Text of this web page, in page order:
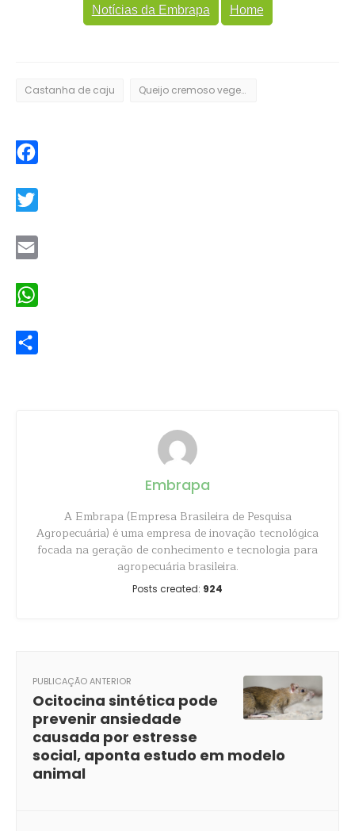
Notícias da Embrapa Home
Castanha de caju Queijo cremoso vegetal
Embrapa
A Embrapa (Empresa Brasileira de Pesquisa
Agropecuária) é uma empresa de inovação tecnológica
focada na geração de conhecimento e tecnologia para
agropecuária brasileira.
Posts created: 924
PUBLICAÇÃO ANTERIOR
Ocitocina sintética pode
prevenir ansiedade
causada por estresse
social, aponta estudo em modelo
animal